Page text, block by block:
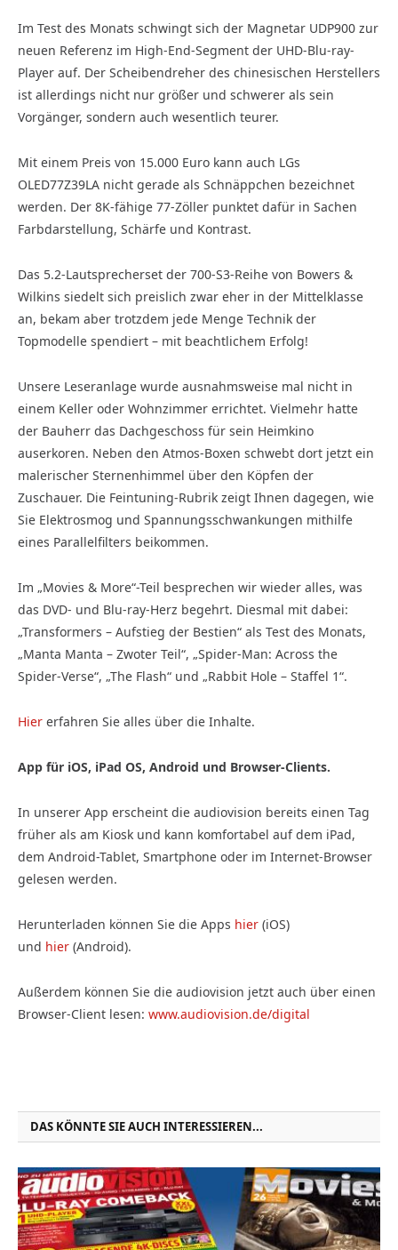
Im Test des Monats schwingt sich der Magnetar UDP900 zur
neuen Referenz im High-End-Segment der UHD-Blu-ray-
Player auf. Der Scheibendreher des chinesischen Herstellers
ist allerdings nicht nur größer und schwerer als sein
Vorgänger, sondern auch wesentlich teurer.
Mit einem Preis von 15.000 Euro kann auch LGs
OLED77Z39LA nicht gerade als Schnäppchen bezeichnet
werden. Der 8K-fähige 77-Zöller punktet dafür in Sachen
Farbdarstellung, Schärfe und Kontrast.
Das 5.2-Lautsprecherset der 700-S3-Reihe von Bowers &
Wilkins siedelt sich preislich zwar eher in der Mittelklasse
an, bekam aber trotzdem jede Menge Technik der
Topmodelle spendiert – mit beachtlichem Erfolg!
Unsere Leseranlage wurde ausnahmsweise mal nicht in
einem Keller oder Wohnzimmer errichtet. Vielmehr hatte
der Bauherr das Dachgeschoss für sein Heimkino
auserkoren. Neben den Atmos-Boxen schwebt dort jetzt ein
malerischer Sternenhimmel über den Köpfen der
Zuschauer. Die Feintuning-Rubrik zeigt Ihnen dagegen, wie
Sie Elektrosmog und Spannungsschwankungen mithilfe
eines Parallelfilters beikommen.
Im „Movies & More“-Teil besprechen wir wieder alles, was
das DVD- und Blu-ray-Herz begehrt. Diesmal mit dabei:
„Transformers – Aufstieg der Bestien“ als Test des Monats,
„Manta Manta – Zwoter Teil“, „Spider-Man: Across the
Spider-Verse“, „The Flash“ und „Rabbit Hole – Staffel 1“.
Hier erfahren Sie alles über die Inhalte.
App für iOS, iPad OS, Android und Browser-Clients.
In unserer App erscheint die audiovision bereits einen Tag
früher als am Kiosk und kann komfortabel auf dem iPad,
dem Android-Tablet, Smartphone oder im Internet-Browser
gelesen werden.
Herunterladen können Sie die Apps hier (iOS)
und hier (Android).
Außerdem können Sie die audiovision jetzt auch über einen
Browser-Client lesen: www.audiovision.de/digital
DAS KÖNNTE SIE AUCH INTERESSIEREN...